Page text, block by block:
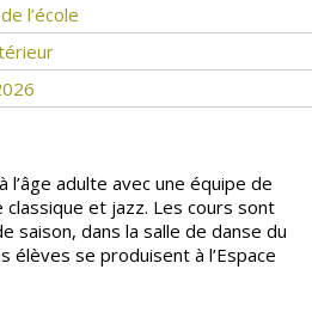
l’école
l’âge adulte avec une équipe de
et jazz. Les cours sont
saison, dans la salle de danse du
élèves se produisent à l’Espace